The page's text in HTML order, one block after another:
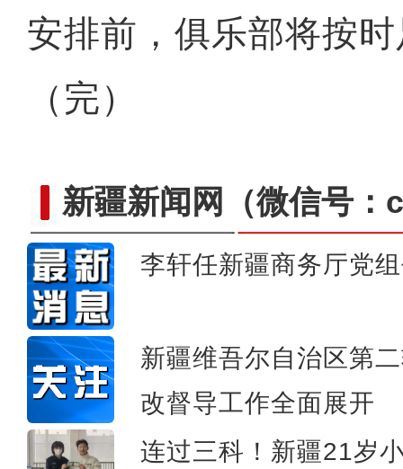
安排前，俱乐部将按
（完）
新疆新闻网 （微信号
李轩任新疆商务厅党
新疆维吾尔自治区第
改督导工作全面展开
连过三科！新疆21岁